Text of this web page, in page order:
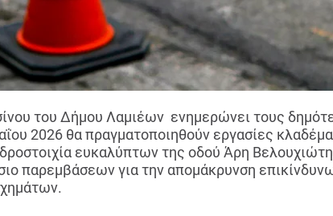
του Δήμου Λαμιέων ενημερώνει τους
2026 θα πραγματοποιηθούν εργασίες
ευκαλύπτων της οδού Άρη
παρεμβάσεων για την απομάκρυνση